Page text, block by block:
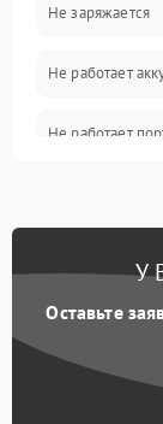
Объективы
Программные
Не заряжается
Не работает
Не работает
У
Оставьте